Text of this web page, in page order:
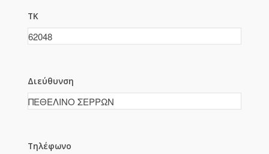
ΤΚ
Διεύθυνση
Τηλέφωνο